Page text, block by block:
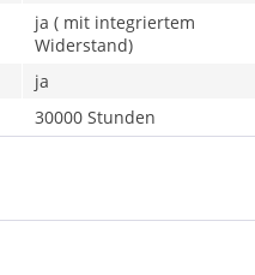
ja ( mit integriertem
Widerstand)
ja
30000 Stunden